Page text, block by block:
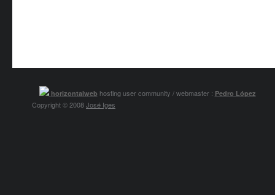
horizontalweb hosting user community / webmaster : Pedro López
Copyright © 2008José Iges